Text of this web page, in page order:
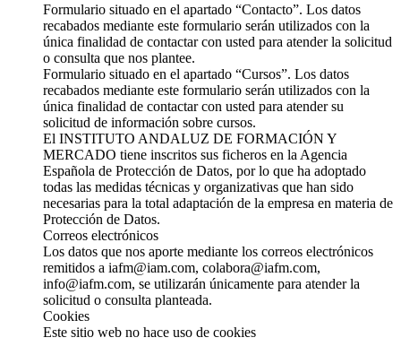
Formulario situado en el apartado “Contacto”. Los datos
recabados mediante este formulario serán utilizados con la
única finalidad de contactar con usted para atender la solicitud
o consulta que nos plantee.
Formulario situado en el apartado “Cursos”. Los datos
recabados mediante este formulario serán utilizados con la
única finalidad de contactar con usted para atender su
solicitud de información sobre cursos.
El INSTITUTO ANDALUZ DE FORMACIÓN Y
MERCADO tiene inscritos sus ficheros en la Agencia
Española de Protección de Datos, por lo que ha adoptado
todas las medidas técnicas y organizativas que han sido
necesarias para la total adaptación de la empresa en materia de
Protección de Datos.
Correos electrónicos
Los datos que nos aporte mediante los correos electrónicos
remitidos a iafm@iam.com, colabora@iafm.com,
info@iafm.com, se utilizarán únicamente para atender la
solicitud o consulta planteada.
Cookies
Este sitio web no hace uso de cookies